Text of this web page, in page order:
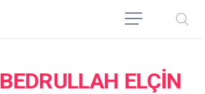
BEDRULLAH ELÇIN